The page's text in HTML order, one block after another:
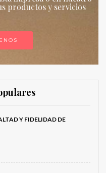
productos y servicios
Y FIDELIDAD DE